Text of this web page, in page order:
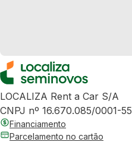
LOCALIZA Rent a Car S/A
CNPJ nº 16.670.085/0001-55
Financiamento
Parcelamento no cartão